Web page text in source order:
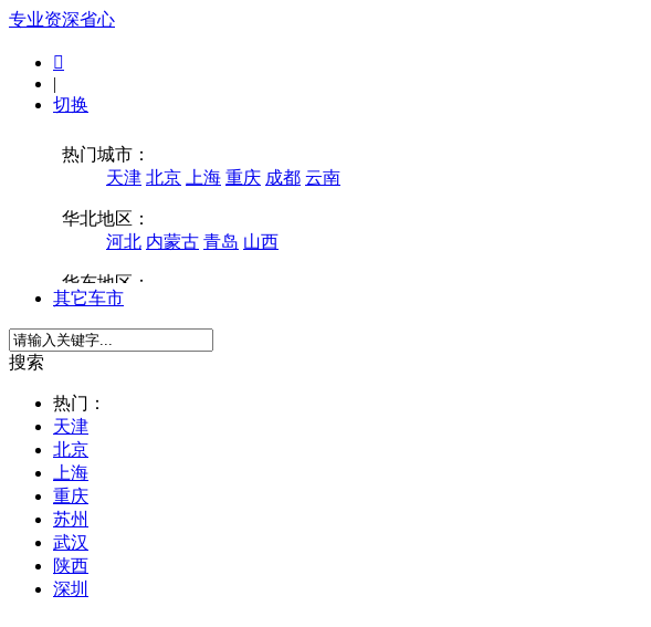
专业资深省心

|
切换
其它车市
搜索
热门：
天津
北京
上海
重庆
苏州
武汉
陕西
深圳